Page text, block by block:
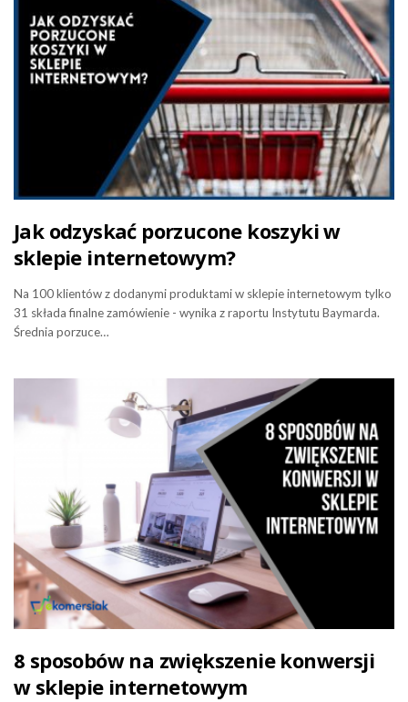
Jak odzyskać porzucone koszyki w
sklepie internetowym?
Na 100 klientów z dodanymi produktami w sklepie internetowym tylko
31 składa finalne zamówienie - wynika z raportu Instytutu Baymarda.
Średnia porzuce…
8 sposobów na zwiększenie konwersji
w sklepie internetowym